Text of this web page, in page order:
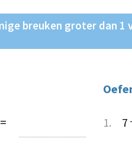
breuken groter dan 1
= 1. 7